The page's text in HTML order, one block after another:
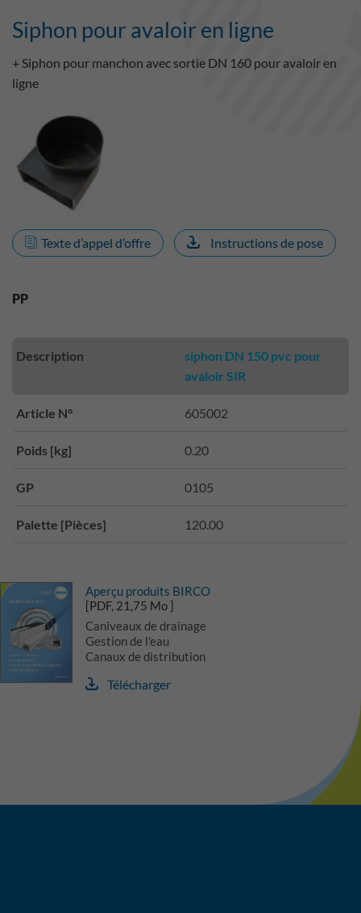
Siphon pour avaloir en ligne
+ Siphon pour manchon avec sortie DN 160 pour avaloir en
ligne
Texte d’appel d’offre Instructions de pose
PP
Description
siphon DN 150 pvc pour
avaloir SIR
Article N° 605002
Poids [kg] 0.20
GP 0105
Palette [Pièces] 120.00
Aperçu produits BIRCO
[PDF, 21,75 Mo ]
Caniveaux de drainage
Gestion de l'eau
Canaux de distribution
Télécharger